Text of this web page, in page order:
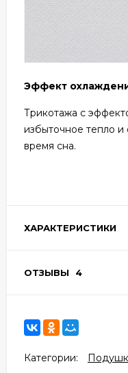
Эффект
Трикотажа с
избыточное тепло и
время сна.
ХАРАКТЕРИСТИКИ
ОТЗЫВЫ 4
Категории: